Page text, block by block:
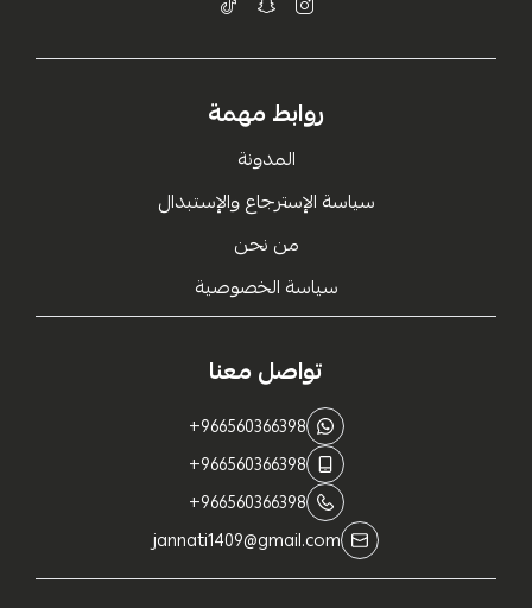
روابط مهمة
المدونة
سياسة الإسترجاع والإستبدال
من نحن
سياسة الخصوصية
تواصل معنا
+966560366398
+966560366398
+966560366398
jannati1409@gmail.com